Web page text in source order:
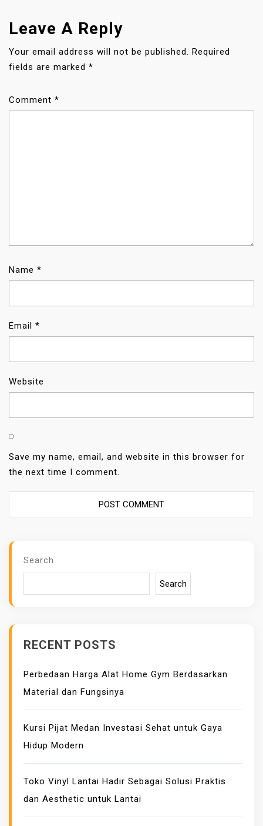
G
A
T
N
Leave A Reply
Your email address will not be published.
Required
fields are marked *
Comment *
Name *
Email *
Website
Save my name, email, and website in this browser for
the next time I comment.
Search
Search
RECENT POSTS
Perbedaan Harga Alat Home Gym Berdasarkan
Material dan Fungsinya
Kursi Pijat Medan Investasi Sehat untuk Gaya
Hidup Modern
Toko Vinyl Lantai Hadir Sebagai Solusi Praktis
dan Aesthetic untuk Lantai